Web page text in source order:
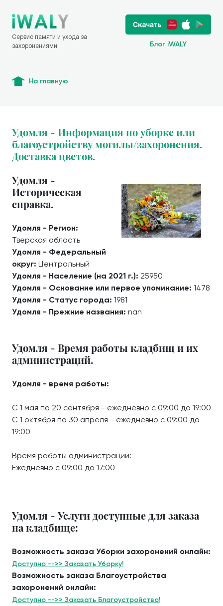
Сервис памяти и ухода за
захоронениями
Блог iWALY
На главную
Удомля - Информация по уборке или
благоустройству могилы/захоронения.
Доставка цветов.
Удомля -
Историческая
справка.
Удомля - Регион:
Тверская область
Удомля - Федеральный
округ: Центральный
Удомля - Население (на 2021 г.): 25950
Удомля - Основание или первое упоминание: 1478
Удомля - Статус города: 1981
Удомля - Прежние названия: nan
Удомля - Время работы кладбищ и их
администраций.
Удомля - время работы:
С 1 мая по 20 сентября - ежедневно с 09:00 до 19:00
С 1 октября по 30 апреля - ежедневно с 09:00 до
19:00
Время работы администрации:
Ежедневно с 09:00 до 17:00
Удомля - Услуги доступные для заказа
на кладбище:
Возможность заказа Уборки захоронений онлайн:
Доступно -->> Заказать Уборку!
Возможность заказа Благоустройства
захоронений онлайн:
Доступно -->> Заказать Благоустройство!